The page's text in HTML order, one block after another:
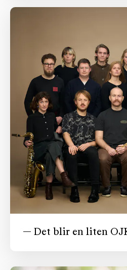
— Det blir en liten